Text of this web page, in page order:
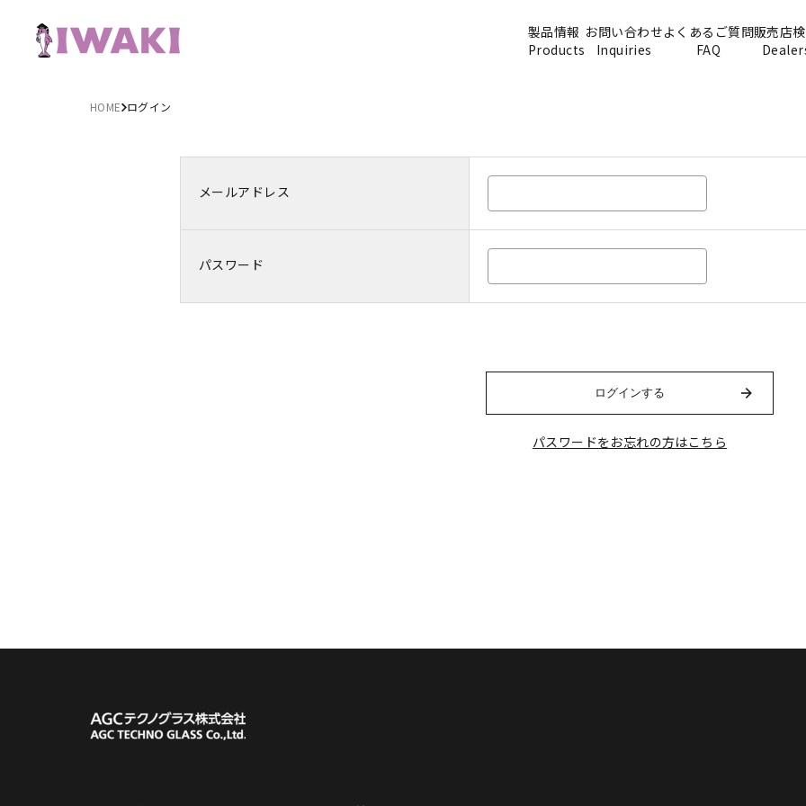
製品情報
Products
お問い合わせ
Inquiries
よくあるご質問
FAQ
販売店
HOME ログイン
メールアドレス
パスワード
パスワードをお忘れの方はこちら